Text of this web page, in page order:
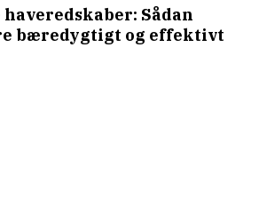
Sådan
bæredygtigt og effektivt